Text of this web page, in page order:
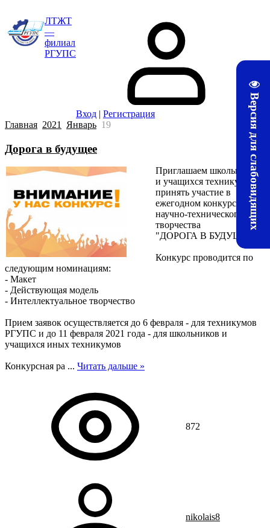
Версия для слабовидящих
ЛТЖТ
—
филиал
РГУПС
Вход | Регистрация
Главная 2021 Январь 19
Дорога в будущее
Приглашаем школьников
и учащихся техникумов
принять участие в
ежегодном конкурсе
научно-технического
творчества
"ДОРОГА В БУДУЩЕЕ".
Конкурс проводится по
следующим номинациям:
- Макет
- Действующая модель
- Интеллектуальное творчество
Прием заявок осуществляется до 6 февраля - для техникумов
РГУПС и до 11 февраля 2021 года - для школьников и
учащихся иных техникумов
Конкурсная ра ... Читать дальше »
872
nikolais8